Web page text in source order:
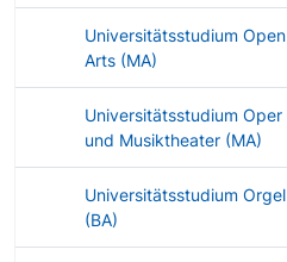
Universitätsstudium Open
Arts (MA)
Universitätsstudium Oper
und Musiktheater (MA)
Universitätsstudium Orgel
(BA)